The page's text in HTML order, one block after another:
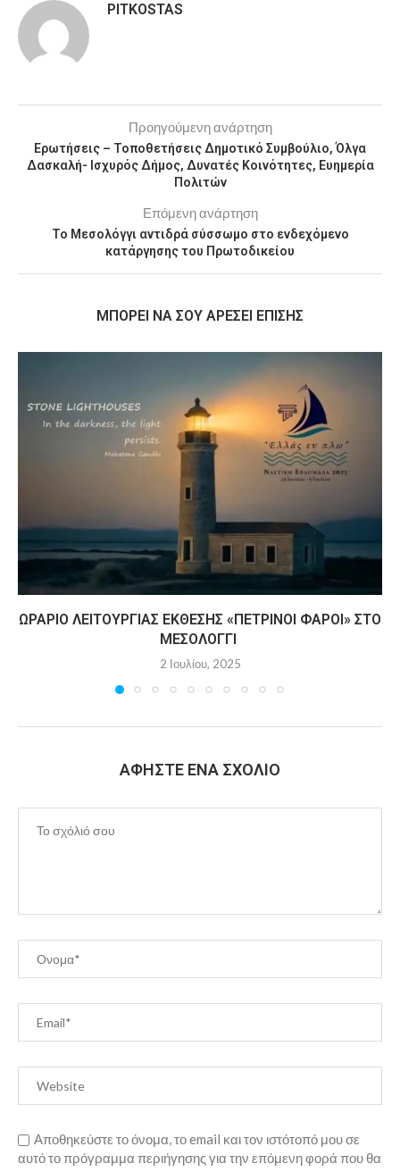
PITKOSTAS
Προηγούμενη ανάρτηση
Ερωτήσεις – Τοποθετήσεις Δημοτικό Συμβούλιο, Όλγα
Δασκαλή- Ισχυρός Δήμος, Δυνατές Κοινότητες, Ευημερία
Πολιτών
Επόμενη ανάρτηση
Το Μεσολόγγι αντιδρά σύσσωμο στο ενδεχόμενο
κατάργησης του Πρωτοδικείου
MΠΟΡΕΊ ΝΑ ΣΟΥ ΑΡΈΣΕΙ ΕΠΊΣΗΣ
ΩΡΆΡΙΟ ΛΕΙΤΟΥΡΓΊΑΣ ΈΚΘΕΣΗΣ «ΠΈΤΡΙΝΟΙ ΦΆΡΟΙ» ΣΤΟ
ΜΕΣΟΛΌΓΓΙ
2 Ιουλίου, 2025
ΑΦΉΣΤΕ ΈΝΑ ΣΧΌΛΙΟ
Αποθηκεύστε το όνομα, το email και τον ιστότοπό μου σε
αυτό το πρόγραμμα περιήγησης για την επόμενη φορά που θα